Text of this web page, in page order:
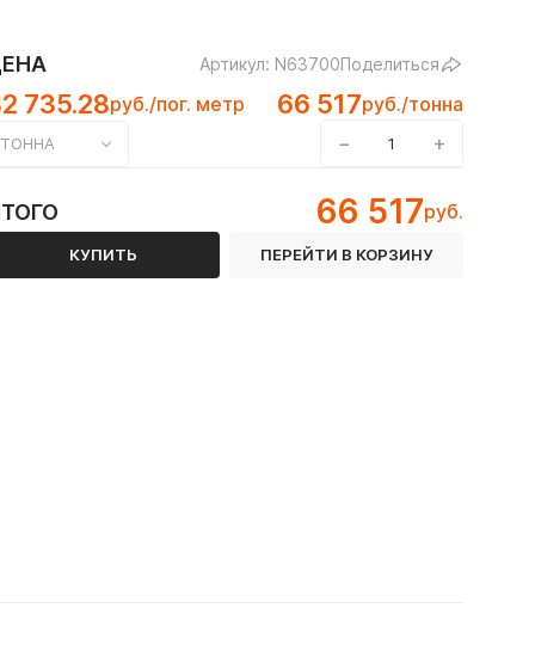
Артикул: N63700Поделиться
735.28руб./пог. метр 66 517руб./тонна
ТОННА − +
66 517руб.
КУПИТЬ ПЕРЕЙТИ В КОРЗИНУ